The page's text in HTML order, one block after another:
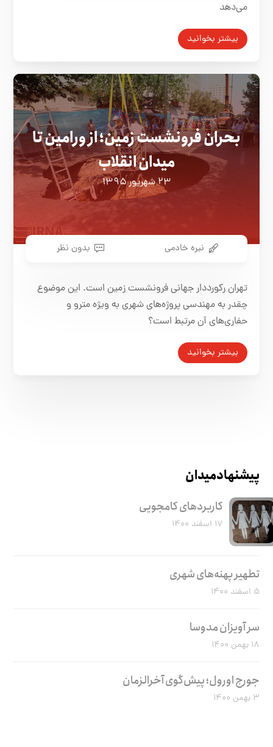
می‌دهد
بیشتر بخوانید
بحران فرونشست زمین؛ از ورامین تا
میدان انقلاب
۲۳ شهریور ۱۳۹۵
نیره خادمی بدون نظر
تهران رکورددار جهانی فرونشست زمین است. این موضوع
چقدر به مهندسی پروژه‌های شهری به ویژه مترو و
حفاری‌های آن مرتبط است؟
بیشتر بخوانید
پیشنهاد میدان
کاربرد‌های کامجویی
۱۷ اسفند ۱۴۰۰
تطهیر پهنه‌های شهری
۵ اسفند ۱۴۰۰
سر آویزان مدوسا
۱۸ بهمن ۱۴۰۰
جورج اورول؛ پیش‌گوی آخرالزمان
۳ بهمن ۱۴۰۰